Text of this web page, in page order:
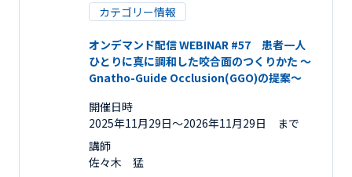
カテゴリー情報
オンデマンド配信 WEBINAR #57 患者一人
ひとりに真に調和した咬合面のつくりかた ～
Gnatho-Guide Occlusion(GGO)の提案～
開催日時
2025年11月29日〜2026年11月29日 まで
講師
佐々木 猛